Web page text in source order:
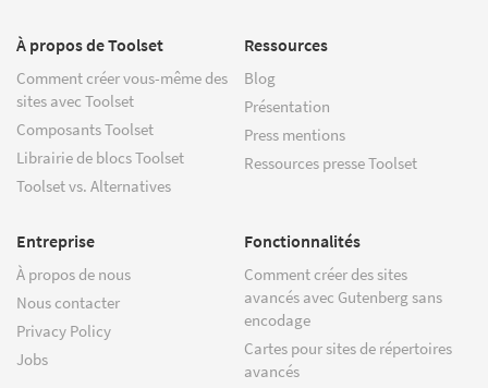
À propos de Toolset
Comment créer vous-même des
sites avec Toolset
Composants Toolset
Librairie de blocs Toolset
Toolset vs. Alternatives
Ressources
Blog
Présentation
Press mentions
Ressources presse Toolset
Entreprise
À propos de nous
Nous contacter
Privacy Policy
Jobs
Fonctionnalités
Comment créer des sites
avancés avec Gutenberg sans
encodage
Cartes pour sites de répertoires
avancés